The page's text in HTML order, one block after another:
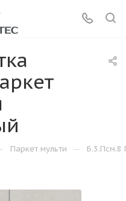
Паркет мульти — Б.3.Псм.8